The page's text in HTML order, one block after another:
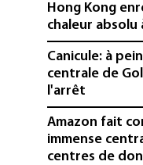
Hong Kong
chaleur absolu
Canicule: à
centrale de
l'arrêt
Amazon fait
immense
centres de